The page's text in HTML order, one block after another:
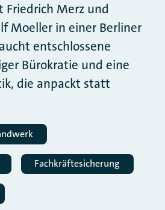
Friedrich Merz und
Moeller in einer Berliner
entschlossene
Bürokratie und eine
die anpackt statt
Fachkräftesicherung